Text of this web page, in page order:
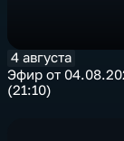
4 августа
Эфир от
(21:10)